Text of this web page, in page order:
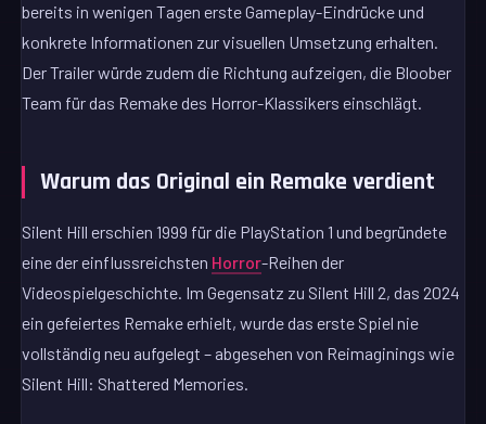
bereits in wenigen Tagen erste Gameplay-Eindrücke und
konkrete Informationen zur visuellen Umsetzung erhalten.
Der Trailer würde zudem die Richtung aufzeigen, die Bloober
Team für das Remake des Horror-Klassikers einschlägt.
Warum das Original ein Remake verdient
Silent Hill erschien 1999 für die PlayStation 1 und begründete
eine der einflussreichsten Horror-Reihen der
Videospielgeschichte. Im Gegensatz zu Silent Hill 2, das 2024
ein gefeiertes Remake erhielt, wurde das erste Spiel nie
vollständig neu aufgelegt – abgesehen von Reimaginings wie
Silent Hill: Shattered Memories.